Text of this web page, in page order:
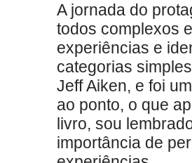
A jornada do
todos complexos
experiências e
categorias
Jeff Aiken, e foi
ao ponto, o que
livro, sou
importância de